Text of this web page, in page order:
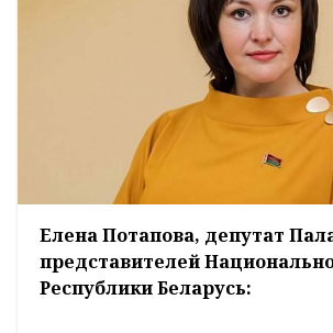
Елена Потапова, депутат
представителей
Республики Беларусь: